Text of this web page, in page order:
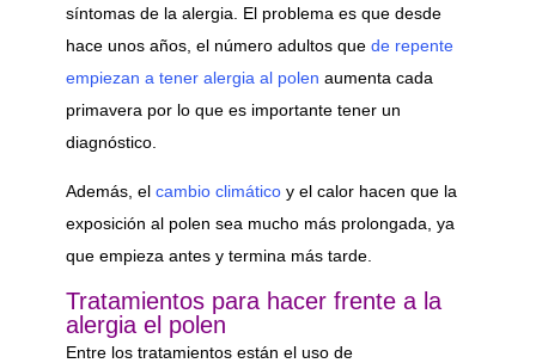
síntomas de la alergia. El problema es que desde
hace unos años, el número adultos que de repente
empiezan a tener alergia al polen aumenta cada
primavera por lo que es importante tener un
diagnóstico.
Además, el cambio climáticoy el calor hacen que la
exposición al polen sea mucho más prolongada, ya
que empieza antes y termina más tarde.
Tratamientos para hacer frente a la
alergia el polen
Entre los tratamientos están el uso de